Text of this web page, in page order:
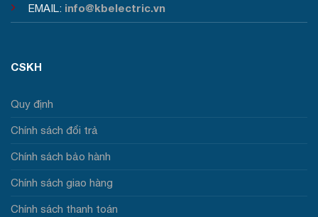
EMAIL: info@kbelectric.vn
CSKH
Quy định
Chính sách đổi trả
Chính sách bảo hành
Chính sách giao hàng
Chính sách thanh toán